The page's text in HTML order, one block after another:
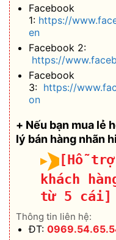
Facebook
1: https://
en
Facebook 2:
https://
Facebook
3: https://
on
+ Nếu bạn mua lẻ
lý bán hàng nhãn
[Hỗ
khách
từ 5 cái]
Thông tin liên hệ:
ĐT: